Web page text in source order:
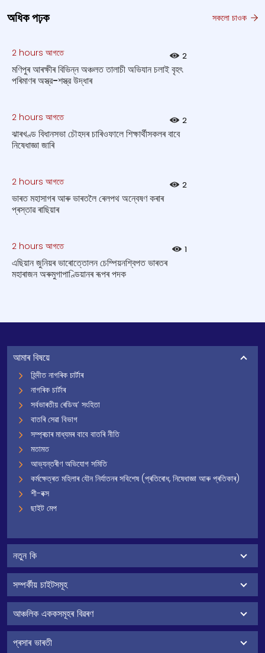
অধিক পঢ়ক সকলো চাওক
2 hours আগতে 2
মণিপুৰ আৰক্ষীৰ বিভিন্ন অঞ্চলত তালাচী অভিযান চলাই বৃহৎ
পৰিমাণৰ অস্ত্র-শস্ত্র উদ্ধাৰ
2 hours আগতে 2
ঝাৰখণ্ড বিধানসভা চৌহদৰ চাৰিওফালে শিক্ষার্থীসকলৰ বাবে
নিষেধাজ্ঞা জাৰি
2 hours আগতে 2
ভাৰত মহাসাগৰ আৰু ভাৰতলৈ ৰেলপথ অন্বেষণ কৰাৰ
প্ৰস্তাৱ ৰাছিয়াৰ
2 hours আগতে 1
এছিয়ান জুনিয়ৰ ভাৰোত্তোলন চেম্পিয়নশ্বিপত ভাৰতৰ
মহাৰাজন অৰুমুগাপাণ্ডিয়ানৰ ৰূপৰ পদক
আমাৰ বিষয়ে
হিন্দীত নাগৰিক চাৰ্টাৰ
নাগৰিক চাৰ্টাৰ
সৰ্বভাৰতীয় ৰেডিঅ’ সংহিতা
বাতৰি সেৱা বিভাগ
সম্প্ৰচাৰ মাধ্যমৰ বাবে বাতৰি নীতি
মতামত
আভ্যন্তৰীণ অভিযোগ সমিতি
কৰ্মক্ষেত্ৰত মহিলাৰ যৌন নিৰ্যাতনৰ সবিশেষ (প্ৰতিৰোধ, নিষেধাজ্ঞা আৰু প্ৰতিকাৰ)
শী-বক্স
ছাইট মেপ
নতুন কি
সম্পৰ্কীয় চাইটসমূহ
আঞ্চলিক এককসমূহৰ বিৱৰণ
প্ৰসাৰ ভাৰতী